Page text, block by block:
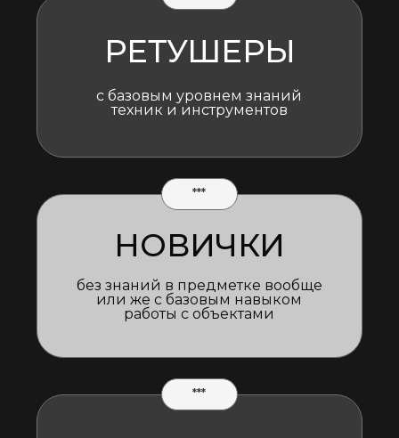
РЕТУШЕРЫ
с базовым уровнем знаний
техник и инструментов
***
НОВИЧКИ
***
без знаний в предметке вообще
или же с базовым навыком
работы с объектами